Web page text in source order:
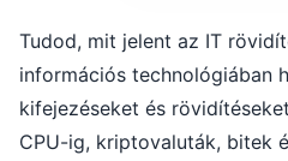
Tudod, mit jelent az IT
információs technológiában
kifejezéseket és
CPU-ig, kriptovaluták, bitek